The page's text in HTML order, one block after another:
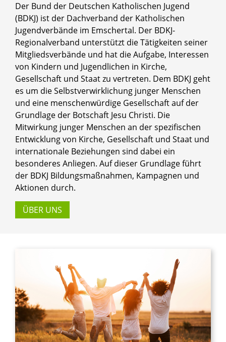
Der Bund der Deutschen Katholischen Jugend
(BDKJ) ist der Dachverband der Katholischen
Jugendverbände im Emschertal. Der BDKJ-
Regionalverband unterstützt die Tätigkeiten seiner
Mitgliedsverbände und hat die Aufgabe, Interessen
von Kindern und Jugendlichen in Kirche,
Gesellschaft und Staat zu vertreten. Dem BDKJ geht
es um die Selbstverwirklichung junger Menschen
und eine menschenwürdige Gesellschaft auf der
Grundlage der Botschaft Jesu Christi. Die
Mitwirkung junger Menschen an der spezifischen
Entwicklung von Kirche, Gesellschaft und Staat und
internationale Beziehungen sind dabei ein
besonderes Anliegen. Auf dieser Grundlage führt
der BDKJ Bildungsmaßnahmen, Kampagnen und
Aktionen durch.
ÜBER UNS